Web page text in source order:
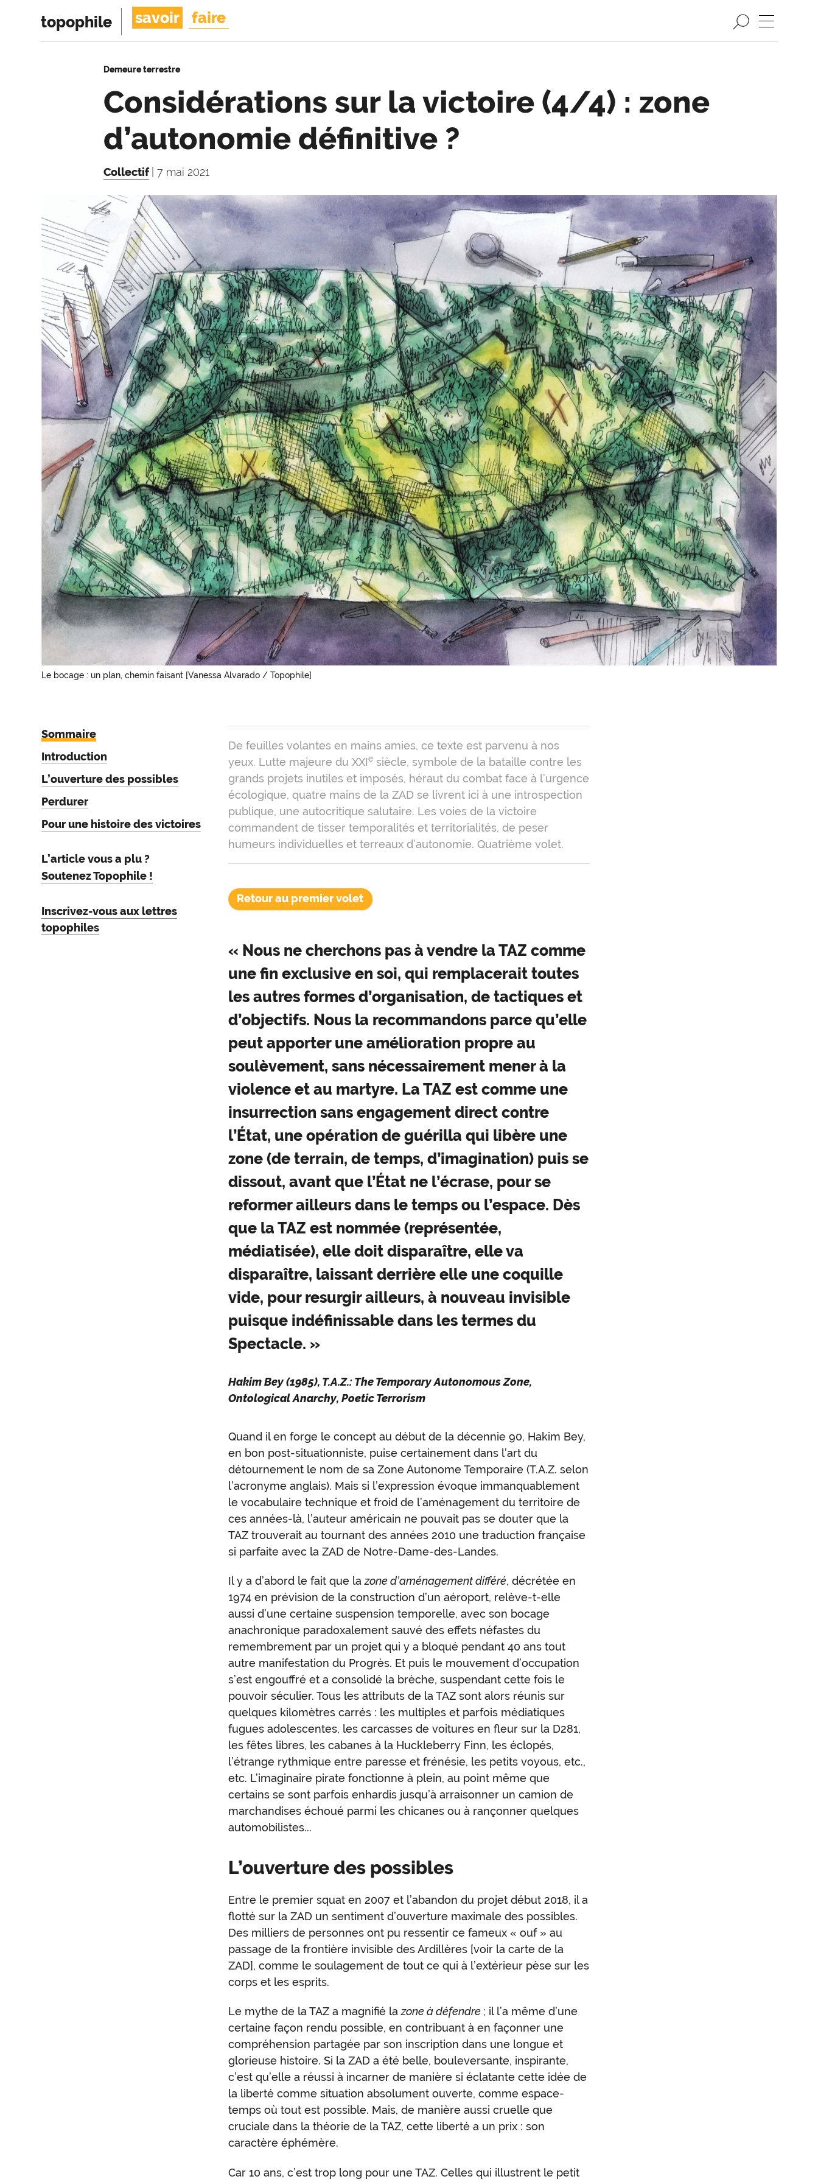
topophile savoir faire
Demeure terrestre
Considérations sur la victoire (4/4) : zone
d’autonomie définitive ?
Collectif | 7 mai 2021
Le bocage : un plan, chemin faisant [Vanessa Alvarado / Topophile]
Sommaire
Introduction
L’ouverture des possibles
Perdurer
Pour une histoire des victoires
L’article vous a plu ?
Soutenez Topophile !
Inscrivez-vous aux lettres
topophiles
Introduction
De feuilles volantes en mains amies, ce texte est parvenu à nos
yeux. Lutte majeure du XXIe siècle, symbole de la bataille contre les
grands projets inutiles et imposés, héraut du combat face à l’urgence
écologique, quatre mains de la ZAD se livrent ici à une introspection
publique, une autocritique salutaire. Les voies de la victoire
commandent de tisser temporalités et territorialités, de peser
humeurs individuelles et terreaux d’autonomie. Quatrième volet.
Retour au premier volet
« Nous ne cherchons pas à vendre la TAZ comme
une fin exclusive en soi, qui remplacerait toutes
les autres formes d’organisation, de tactiques et
d’objectifs. Nous la recommandons parce qu’elle
peut apporter une amélioration propre au
soulèvement, sans nécessairement mener à la
violence et au martyre. La TAZ est comme une
insurrection sans engagement direct contre
l’État, une opération de guérilla qui libère une
zone (de terrain, de temps, d’imagination) puis se
dissout, avant que l’État ne l’écrase, pour se
reformer ailleurs dans le temps ou l’espace. Dès
que la TAZ est nommée (représentée,
médiatisée), elle doit disparaître, elle va
disparaître, laissant derrière elle une coquille
vide, pour resurgir ailleurs, à nouveau invisible
puisque indéfinissable dans les termes du
Spectacle. »
Hakim Bey (1985), T.A.Z.: The Temporary Autonomous Zone,
Ontological Anarchy, Poetic Terrorism
Quand il en forge le concept au début de la décennie 90, Hakim Bey,
en bon post-situationniste, puise certainement dans l’art du
détournement le nom de sa Zone Autonome Temporaire (T.A.Z. selon
l’acronyme anglais). Mais si l’expression évoque immanquablement
le vocabulaire technique et froid de l’aménagement du territoire de
ces années-là, l’auteur américain ne pouvait pas se douter que la
TAZ trouverait au tournant des années 2010 une traduction française
si parfaite avec la ZAD de Notre-Dame-des-Landes.
Il y a d’abord le fait que lazone d’aménagement différé, décrétée en
1974 en prévision de la construction d’un aéroport, relève-t-elle
aussi d’une certaine suspension temporelle, avec son bocage
anachronique paradoxalement sauvé des effets néfastes du
remembrement par un projet qui y a bloqué pendant 40 ans tout
autre manifestation du Progrès. Et puis le mouvement d’occupation
s’est engouffré et a consolidé la brèche, suspendant cette fois le
pouvoir séculier. Tous les attributs de la TAZ sont alors réunis sur
quelques kilomètres carrés : les multiples et parfois médiatiques
fugues adolescentes, les carcasses de voitures en fleur sur la D281,
les fêtes libres, les cabanes à la Huckleberry Finn, les éclopés,
l’étrange rythmique entre paresse et frénésie, les petits voyous, etc.,
etc. L’imaginaire pirate fonctionne à plein, au point même que
certains se sont parfois enhardis jusqu’à arraisonner un camion de
marchandises échoué parmi les chicanes ou à rançonner quelques
automobilistes...
L’ouverture des possibles
Entre le premier squat en 2007 et l’abandon du projet début 2018, il a
flotté sur la ZAD un sentiment d’ouverture maximale des possibles.
Des milliers de personnes ont pu ressentir ce fameux « ouf » au
passage de la frontière invisible des Ardillères [voir la carte de la
ZAD], comme le soulagement de tout ce qui à l’extérieur pèse sur les
corps et les esprits.
Le mythe de la TAZ a magnifié lazone à défendre ; il l’a même d’une
certaine façon rendu possible, en contribuant à en façonner une
compréhension partagée par son inscription dans une longue et
glorieuse histoire. Si la ZAD a été belle, bouleversante, inspirante,
c’est qu’elle a réussi à incarner de manière si éclatante cette idée de
la liberté comme situation absolument ouverte, comme espace-
temps où tout est possible. Mais, de manière aussi cruelle que
cruciale dans la théorie de la TAZ, cette liberté a un prix : son
caractère éphémère.
Car 10 ans, c’est trop long pour une TAZ. Celles qui illustrent le petit